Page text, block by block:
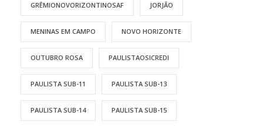
GRÊMIONOVORIZONTINOSAF JORJÃO
MENINAS EM CAMPO NOVO HORIZONTE
OUTUBRO ROSA PAULISTAOSICREDI
PAULISTA SUB-11 PAULISTA SUB-13
PAULISTA SUB-14 PAULISTA SUB-15